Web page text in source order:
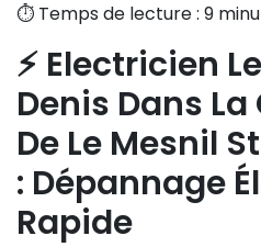
⏱️ Temps de lecture : 9
⚡ Electricien
Denis Dans
De Le Mesnil
: Dépannage
Rapide